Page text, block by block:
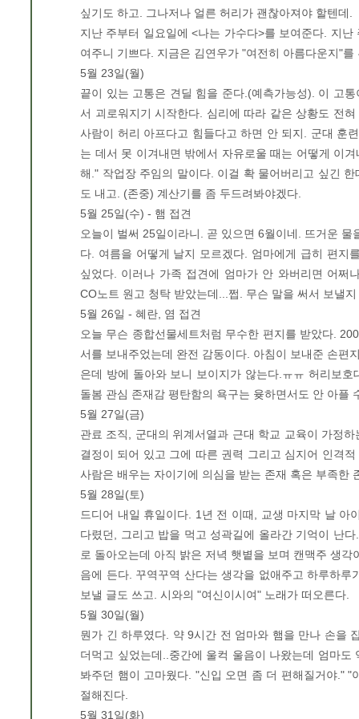
싶기도 하고. 그나저나 얼른 허리가 괜찮아져야 할텐데.
지난 주부터 일요일에 <나는 가수다>를 보여준다. 지
여주니 기쁘다. 지금은 김연우가 "여전히 아름다운지"
5월 23일(월)
끝이 있는 고통은 견딜 힘을 준다.(예측가능성). 이 고
서 괴로워지기 시작한다. 심리에 따라 같은 상황도 전
사람이 허리 아프다고 힘들다고 하면 안 되지. 군대 훈
는 데서 못 이겨내면 밖에서 자유로울 때는 어떻게 이
해." 작업장 주임의 말이다. 이걸 확 물어버리고 싶긴
도 내고. (존중) 계산기를 좀 두드려봐야겠다.
5월 25일(수) - 햄 접견
오늘이 벌써 25일이라니. 곧 있으면 6월이네. 뜨거운
다. 여름을 어떻게 날지 모르겠다. 엄마에게 급히 편지
싶었다. 이러나 가족 접견에 엄마가 안 와버리면 어쩌
CO노트 원고 청탁 받았는데...쩝. 무슨 말을 써서 보낼
5월 26일 - 혜란, 염 접견
오늘 무슨 종합선물세트처럼 무수한 편지를 받았다.
서를 보내주었는데 완전 감동이다. 아침이 보내준 손편
은데 방에 돌아와 보니 보이지가 않는다.ㅠㅠ 허리보
돌봄 관심 존재감 평탄함의 욕구는 윶하면서도 안 아플
5월 27일(금)
관료 조직, 군대의 위계서열과 근대 학교 교육이 가정
결정이 되어 있고 그에 따른 권력 그리고 심지어 인격
사람은 배우는 자이기에 의심을 받는 존재 혹은 부족한
5월 28일(토)
드디어 내일 휴일이다. 1년 전 이때, 교생 마지막 날 아
다렸던, 그리고 밥을 먹고 성곽길에 올라간 기억이 난
로 돌아오는데 아직 밝은 저녁 햇볕을 보며 캔맥주 생
음에 든다. 꾸역꾸역 산다는 생각을 없애주고 하루하
보낼 글도 쓰고. 시와의 "여신이시여" 노래가 떠오른다.
5월 30일(월)
뭔가 긴 하루였다. 약 9시간 전 엄마와 햄을 만나 손을
더먹고 싶었는데..중간에 울컥 울음이 나왔는데 엄마
봐주던 햄이 고마웠다. "신입 오면 좀 더 편해질거야."
절해진다.
5월 31일(화)